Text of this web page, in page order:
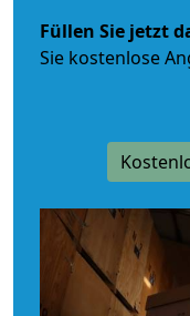
Füllen Sie jetzt
Sie kostenlose